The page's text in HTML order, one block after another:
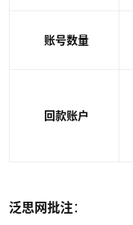
账号数量
回款账户
泛思网批注：